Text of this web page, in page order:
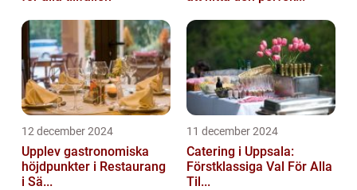
12 december 2024
Upplev gastronomiska
höjdpunkter i Restaurang
i Sä...
11 december 2024
Catering i Uppsala:
Förstklassiga Val För Alla
Til...